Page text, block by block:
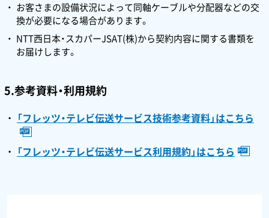
お客さまの設備状況によって同軸ケーブルや分配器などの交
換が必要になる場合があります。
NTT西日本・スカパーJSAT(株)から契約内容に関する書類を
お届けします。
5.参考資料・利用規約
「フレッツ・テレビ伝送サービス技術参考資料」はこちら
「フレッツ・テレビ伝送サービス利用規約」はこちら